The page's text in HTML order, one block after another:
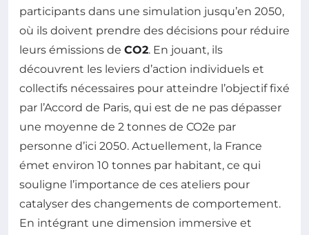
participants dans une simulation jusqu’en 2050,
où ils doivent prendre des décisions pour réduire
leurs émissions de CO2. En jouant, ils
découvrent les leviers d’action individuels et
collectifs nécessaires pour atteindre l’objectif fixé
par l’Accord de Paris, qui est de ne pas dépasser
une moyenne de 2 tonnes de CO2e par
personne d’ici 2050. Actuellement, la France
émet environ 10 tonnes par habitant, ce qui
souligne l’importance de ces ateliers pour
catalyser des changements de comportement.
En intégrant une dimension immersive et